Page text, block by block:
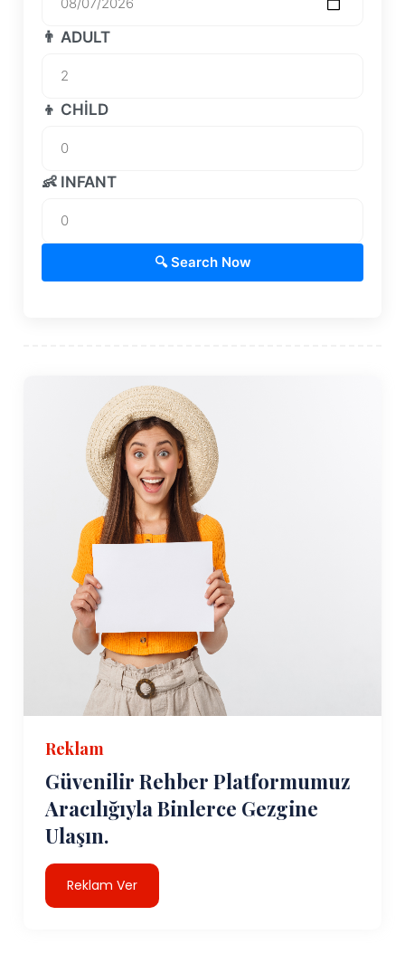
👨 ADULT
👦 CHILD
👶 INFANT
🔍 Search Now
Reklam
Güvenilir Rehber Platformumuz
Aracılığıyla Binlerce Gezgine
Ulaşın.
Reklam Ver